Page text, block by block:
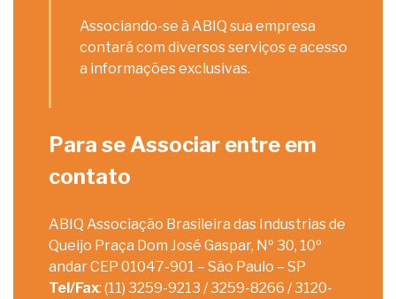
Associando-se à ABIQ sua empresa
contará com diversos serviços e acesso
a informações exclusivas.
Para se Associar entre em
contato
ABIQ Associação Brasileira das Industrias de
Queijo Praça Dom José Gaspar, Nº 30, 10º
andar CEP 01047-901 – São Paulo – SP
Tel/Fax: (11) 3259-9213 / 3259-8266 / 3120-